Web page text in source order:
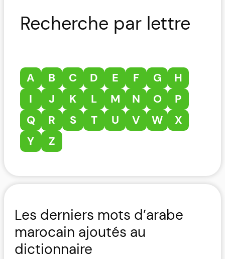
Recherche par lettre
A B C D E F G
H
I
J K L M N O
P
Q
R S T U V W
X
Y
Z
Les derniers mots d’arabe
marocain ajoutés au
dictionnaire